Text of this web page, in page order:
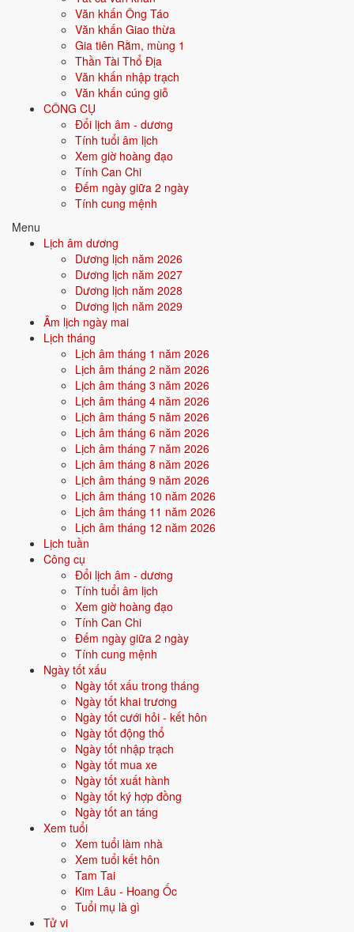
Văn khấn Ông Táo
Văn khấn Giao thừa
Gia tiên Rằm, mùng 1
Thần Tài Thổ Địa
Văn khấn nhập trạch
Văn khấn cúng giỗ
CÔNG CỤ
Đổi lịch âm - dương
Tính tuổi âm lịch
Xem giờ hoàng đạo
Tính Can Chi
Đếm ngày giữa 2 ngày
Tính cung mệnh
Menu
Lịch âm dương
Dương lịch năm 2026
Dương lịch năm 2027
Dương lịch năm 2028
Dương lịch năm 2029
Âm lịch ngày mai
Lịch tháng
Lịch âm tháng 1 năm 2026
Lịch âm tháng 2 năm 2026
Lịch âm tháng 3 năm 2026
Lịch âm tháng 4 năm 2026
Lịch âm tháng 5 năm 2026
Lịch âm tháng 6 năm 2026
Lịch âm tháng 7 năm 2026
Lịch âm tháng 8 năm 2026
Lịch âm tháng 9 năm 2026
Lịch âm tháng 10 năm 2026
Lịch âm tháng 11 năm 2026
Lịch âm tháng 12 năm 2026
Lịch tuần
Công cụ
Đổi lịch âm - dương
Tính tuổi âm lịch
Xem giờ hoàng đạo
Tính Can Chi
Đếm ngày giữa 2 ngày
Tính cung mệnh
Ngày tốt xấu
Ngày tốt xấu trong tháng
Ngày tốt khai trương
Ngày tốt cưới hỏi - kết hôn
Ngày tốt động thổ
Ngày tốt nhập trạch
Ngày tốt mua xe
Ngày tốt xuất hành
Ngày tốt ký hợp đồng
Ngày tốt an táng
Xem tuổi
Xem tuổi làm nhà
Xem tuổi kết hôn
Tam Tai
Kim Lâu - Hoang Ốc
Tuổi mụ là gì
Tử vi
Thủy)
Tuổi năm 2026 50 tuổi mụ / 49 tuổi dương - Trung niên
Ý nghĩa nạp âm Sa Trung Thổ
Người sinh năm1977
. Đây là một trong các nạp âm thuộc hành
60 hoa giáp.
Tượng trưng cho đất, sự ổn định, vững chắc. Người mệnh Thổ trung
thực, kiên định, đáng tin.
Tìm hiểu chi tiết nạp âm Sa Trung Thổ: màu hợp, hướng tốt, năm sinh,
tương sinh tương khắc →
Quan hệ Can × Chi (Hỏa - Hỏa bình hòa):
Hỏa - nội ngoại nhất quán. Tính cách thuần khiết, có chính kiến vững.
Điểm mạnh:Tập trung, kiên định, làm việc gì cũng theo đuổi
đến cùng.
Điểm cần lưu ý:
huống thay đổi.
Bối cảnh vận khí khi sinh năm 1977
Người sinh năm1977rơi vào Vận 6 - Lục Bạch Kim
trong chu kỳ Tam Nguyên Cửu Vận. Mệnh Thổ sinh trong Vận 6 Lục
Bạch Kim (Kim) - thổ sinh kim: vận khí hỗ trợ bản mệnh, người này
được thời đại nuôi dưỡng và tỏa sáng trong các lĩnh vực quyền lực,
công nghiệp.
Tính chất vận:Quyền lực, công nghiệp - Vận công nghiệp hoá,
quyền lực cứng, kỷ luật.
Quan hệ mệnh × vận: Thổ sinh Kim.
Vận năm 2026 Bính Ngọ cho người sinh năm 1977
(Bính Ngọ), người tuổiTỵ(sinh năm 1977) ở
thuộc nhómTrung niên. Quan hệ với Thái Tuế năm xem:
với Thái Tuế.
Năm tương đối ổn định - không có biến động lớn về vận khí.
Năm 2026 người sinh năm 1977 nên tập trung gì?
49 (Trung niên), người sinh năm 1977 nên ưu tiên các chủ
Sức khỏe
Con cái - giáo dục
Đặt tên cho người sinh năm 1977 mệnh Thổ